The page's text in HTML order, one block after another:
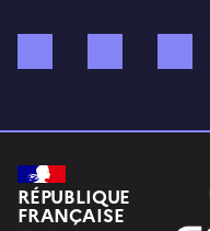
RÉPUBLIQUE
FRANÇAISE